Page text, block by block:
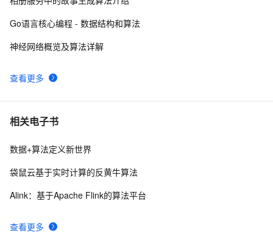
查看更多
Go语言核心编程 - 数据结构和算法
神经网络概览及算法详解
相关电子书
查看更多
数据+算法定义新世界
袋鼠云基于实时计算的反黄牛算法
Alink：基于Apache Flink的算法平台